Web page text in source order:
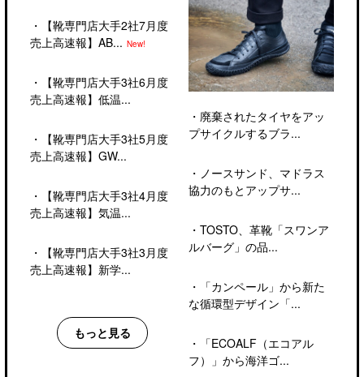
・
【靴専門店大手2社7月度
売上高速報】AB... New!
・
【靴専門店大手3社6月度
売上高速報】低温...
・
【靴専門店大手3社5月度
売上高速報】GW...
・
【靴専門店大手3社4月度
売上高速報】気温...
・
【靴専門店大手3社3月度
売上高速報】新学...
もっと見る
・ 廃棄されたタイヤをアッ
プサイクルするブラ...
・ ノースサンド、マドラス
協力のもとアップサ...
・ TOSTO、革靴「スワンア
ルバーグ」の品...
・
「カンペール」から新た
な循環型デザイン「...
・
「ECOALF（エコアル
フ）」から海洋ゴ...